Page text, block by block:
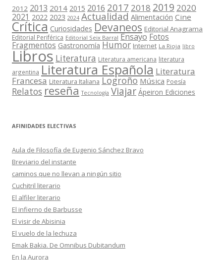
2012 2013 2014 2015 2016 2017 2018 2019 2020
2021 2022 2023 2024 Actualidad Alimentación Cine
Crítica Curiosidades Devaneos Editorial Anagrama
Editorial Periférica Editorial Seix Barral Ensayo Fotos
Fragmentos Gastronomía Humor Internet La Rioja libro
Libros Literatura Literatura americana literatura
argentina Literatura Española Literatura
Francesa Literatura Italiana Logroño Música Poesía
Relatos reseña Tecnología Viajar Ápeiron Ediciones
AFINIDADES ELECTIVAS
Aula de Filosofía de Eugenio Sánchez Bravo
Breviario del instante
caminos que no llevan a ningún sitio
Cuchitril literario
El alfiler literario
El infierno de Barbusse
El visir de Abisinia
El vuelo de la lechuza
Emak Bakia. De Omnibus Dubitandum
En la Aurora